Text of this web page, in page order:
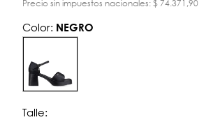
Precio sin impuestos nacionales: $ 74.371,90
Color: NEGRO
Talle: